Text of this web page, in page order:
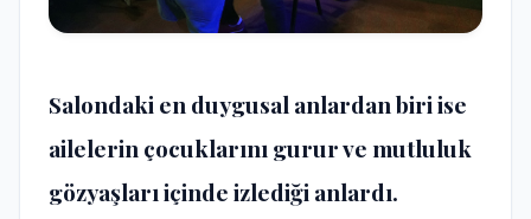
Salondaki en duygusal anlardan biri ise
ailelerin çocuklarını gurur ve mutluluk
gözyaşları içinde izlediği anlardı.